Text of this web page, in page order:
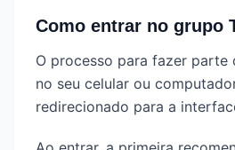
Como entrar no grupo
O processo para fazer
no seu celular ou
redirecionado para a